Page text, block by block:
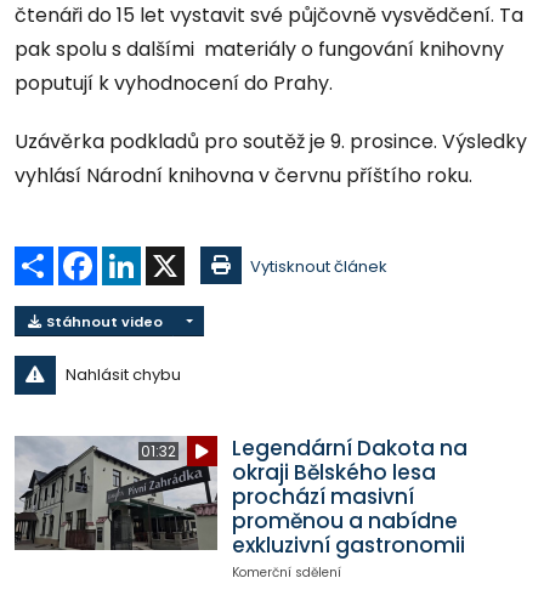
čtenáři do 15 let vystavit své půjčovně vysvědčení. Ta
pak spolu s dalšími materiály o fungování knihovny
poputují k vyhodnocení do Prahy.
Uzávěrka podkladů pro soutěž je 9. prosince. Výsledky
vyhlásí Národní knihovna v červnu příštího roku.
Sdílet Facebook
LinkedIn Vytisknout článek
Stáhnout video
Nahlásit chybu
01:32
Legendární Dakota na
okraji Bělského lesa
prochází masivní
proměnou a nabídne
exkluzivní gastronomii
Komerční sdělení